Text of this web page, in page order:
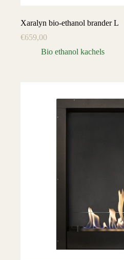
Xaralyn bio-ethanol brander L
€659,00
Bio ethanol kachels